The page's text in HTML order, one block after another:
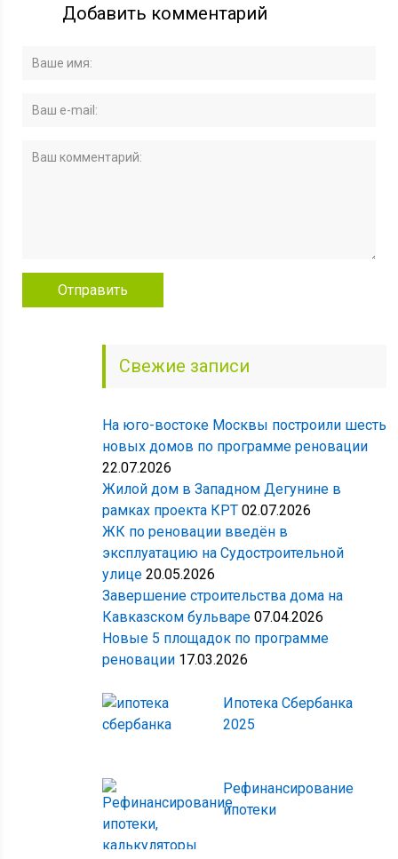
Добавить комментарий
Свежие записи
На юго-востоке Москвы построили шесть
новых домов по программе реновации
22.07.2026
Жилой дом в Западном Дегунине в
рамках проекта КРТ 02.07.2026
ЖК по реновации введён в
эксплуатацию на Судостроительной
улице 20.05.2026
Завершение строительства дома на
Кавказском бульваре 07.04.2026
Новые 5 площадок по программе
реновации 17.03.2026
Ипотека Сбербанка
2025
Рефинансирование
ипотеки